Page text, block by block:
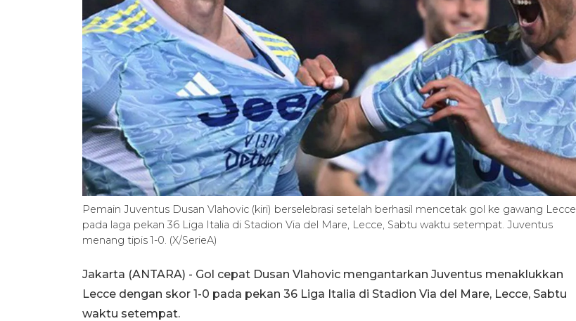
Pemain Juventus Dusan Vlahovic (kiri) berselebrasi setelah berhasil mencetak gol ke gawang Lecce
pada laga pekan 36 Liga Italia di Stadion Via del Mare, Lecce, Sabtu waktu setempat. Juventus
menang tipis 1-0. (X/SerieA)
Jakarta (ANTARA) - Gol cepat Dusan Vlahovic mengantarkan Juventus menaklukkan
Lecce dengan skor 1-0 pada pekan 36 Liga Italia di Stadion Via del Mare, Lecce, Sabtu
waktu setempat.